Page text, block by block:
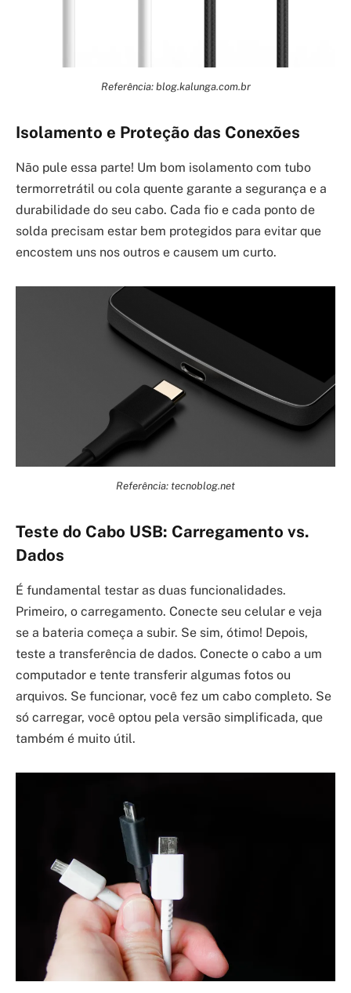
Referência: blog.kalunga.com.br
Isolamento e Proteção das Conexões
Não pule essa parte! Um bom isolamento com tubo
termorretrátil ou cola quente garante a segurança e a
durabilidade do seu cabo. Cada fio e cada ponto de
solda precisam estar bem protegidos para evitar que
encostem uns nos outros e causem um curto.
Referência: tecnoblog.net
Teste do Cabo USB: Carregamento vs.
Dados
É fundamental testar as duas funcionalidades.
Primeiro, o carregamento. Conecte seu celular e veja
se a bateria começa a subir. Se sim, ótimo! Depois,
teste a transferência de dados. Conecte o cabo a um
computador e tente transferir algumas fotos ou
arquivos. Se funcionar, você fez um cabo completo. Se
só carregar, você optou pela versão simplificada, que
também é muito útil.